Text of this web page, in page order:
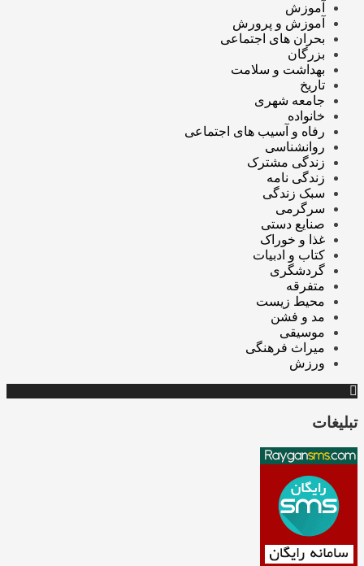
آموزش
آموزش و پرورش
بحران های اجتماعی
بزرگان
بهداشت و سلامت
تاریخ
جامعه شهری
خانواده
رفاه و آسیب های اجتماعی
روانشناسی
زندگی مشترک
زندگی نامه
سبک زندگی
سرگرمی
صنایع دستی
غذا و خوراک
کتاب و ادبیات
گردشگری
متفرقه
محیط زیست
مد و فشن
موسیقی
میراث فرهنگی
ورزش
تبلیغات